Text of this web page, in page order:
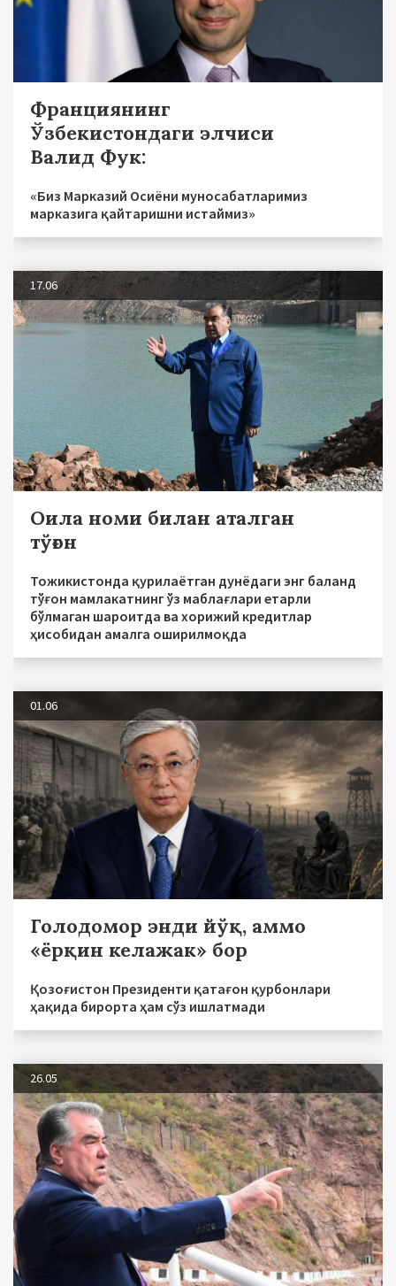
Франциянинг
Ўзбекистондаги элчиси
Валид Фук:
«Биз Марказий Осиёни муносабатларимиз
марказига қайтаришни истаймиз»
17.06
Оила номи билан аталган
тўғон
Тожикистонда қурилаётган дунёдаги энг баланд
тўғон мамлакатнинг ўз маблағлари етарли
бўлмаган шароитда ва хорижий кредитлар
ҳисобидан амалга оширилмоқда
01.06
Голодомор энди йўқ, аммо
«ёрқин келажак» бор
Қозоғистон Президенти қатағон қурбонлари
ҳақида бирорта ҳам сўз ишлатмади
26.05